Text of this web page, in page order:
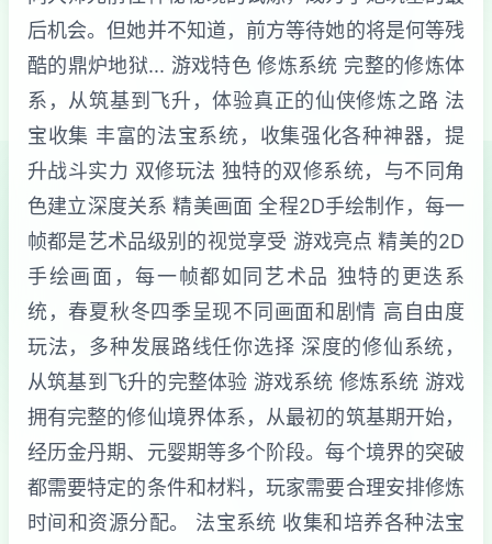
后机会。但她并不知道，前方等待她的将是何等残
酷的鼎炉地狱... 游戏特色 修炼系统 完整的修炼体
系，从筑基到飞升，体验真正的仙侠修炼之路 法
宝收集 丰富的法宝系统，收集强化各种神器，提
升战斗实力 双修玩法 独特的双修系统，与不同角
色建立深度关系 精美画面 全程2D手绘制作，每一
帧都是艺术品级别的视觉享受 游戏亮点 精美的2D
手绘画面，每一帧都如同艺术品 独特的更迭系
统，春夏秋冬四季呈现不同画面和剧情 高自由度
玩法，多种发展路线任你选择 深度的修仙系统，
从筑基到飞升的完整体验 游戏系统 修炼系统 游戏
拥有完整的修仙境界体系，从最初的筑基期开始，
经历金丹期、元婴期等多个阶段。每个境界的突破
都需要特定的条件和材料，玩家需要合理安排修炼
时间和资源分配。 法宝系统 收集和培养各种法宝